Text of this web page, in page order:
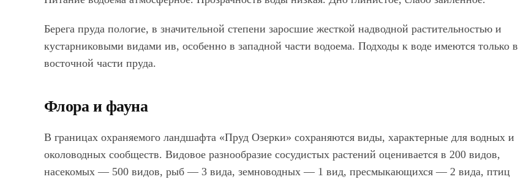
Берега пруда пологие, в значительной степени заросшие жесткой надводной растительностью и
кустарниковыми видами ив, особенно в западной части водоема. Подходы к воде имеются только в
восточной части пруда.
Флора и фауна
В границах охраняемого ландшафта «Пруд Озерки» сохраняются виды, характерные для водных и
околоводных сообществ. Видовое разнообразие сосудистых растений оценивается в 200 видов,
насекомых — 500 видов, рыб — 3 вида, земноводных — 1 вид, пресмыкающихся — 2 вида, птиц